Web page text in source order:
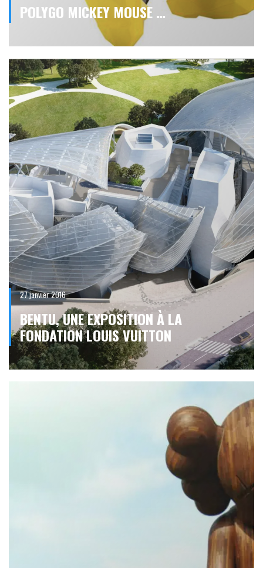
POLYGO MICKEY MOUSE …
27 janvier 2016
BENTU, UNE EXPOSITION À LA
FONDATION LOUIS VUITTON